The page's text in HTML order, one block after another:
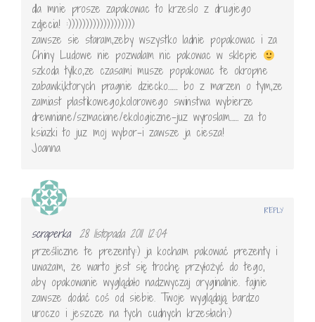
dla mnie prosze zapakowac to krzeslo z drugiego
zdjecia! :)))))))))))))))))))
zawsze sie staram,zeby wszystko ladnie popakowac i za
Chiny Ludowe nie pozwalam nic pakowac w sklepie
szkoda tylko,ze czasami musze popakowac te okropne
zabawki,ktorych pragnie dziecko……. bo z marzen o tym,ze
zamiast plastikowego,kolorowego swinstwa wybierze
drewniane/szmaciane/ekologiczne-juz wyroslam…… za to
ksiazki to juz moj wybor-i zawsze ja ciesza!
Joanna
scraperka 28 listopada 2011 12:04
prześliczne te prezenty:) ja kocham pakować prezenty i
uważam, że warto jest się trochę przyłożyć do tego,
aby opakowanie wyglądało nadzwyczaj oryginalnie. fajnie
zawsze dodać coś od siebie. Twoje wyglądają bardzo
uroczo i jeszcze na tych cudnych krzesłach:)
REPLY